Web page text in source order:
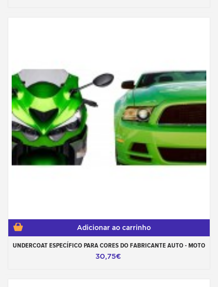
Adicionar ao carrinho
UNDERCOAT ESPECÍFICO PARA CORES DO FABRICANTE AUTO - MOTO
30,75€